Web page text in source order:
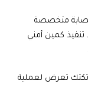
متخصصة
كمين أمني
تكتك تعرض لعملية